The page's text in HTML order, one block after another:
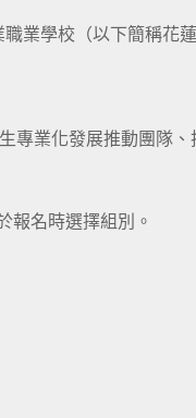
業學校（以下簡稱花
專業化發展推動團隊
報名時選擇組別。